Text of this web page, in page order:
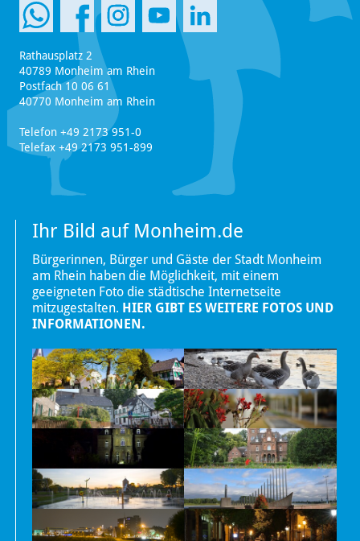
Rathausplatz 2
40789 Monheim am Rhein
Postfach 10 06 61
40770 Monheim am Rhein
Telefon +49 2173 951-0
Telefax +49 2173 951-899
Ihr Bild auf Monheim.de
Bürgerinnen, Bürger und Gäste der Stadt Monheim
am Rhein haben die Möglichkeit, mit einem
geeigneten Foto die städtische Internetseite
mitzugestalten. HIER GIBT ES WEITERE FOTOS UND
INFORMATIONEN.